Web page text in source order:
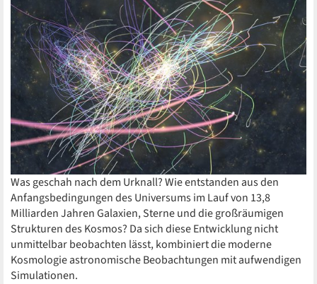
Was geschah nach dem Urknall? Wie entstanden aus den
Anfangsbedingungen des Universums im Lauf von 13,8
Milliarden Jahren Galaxien, Sterne und die großräumigen
Strukturen des Kosmos? Da sich diese Entwicklung nicht
unmittelbar beobachten lässt, kombiniert die moderne
Kosmologie astronomische Beobachtungen mit aufwendigen
Simulationen.